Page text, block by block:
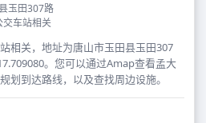
玉田307路
交车站相关
相关，地址为唐山市玉田县玉田307
。您可以通过Amap查看孟大
划到达路线，以及查找周边设施。